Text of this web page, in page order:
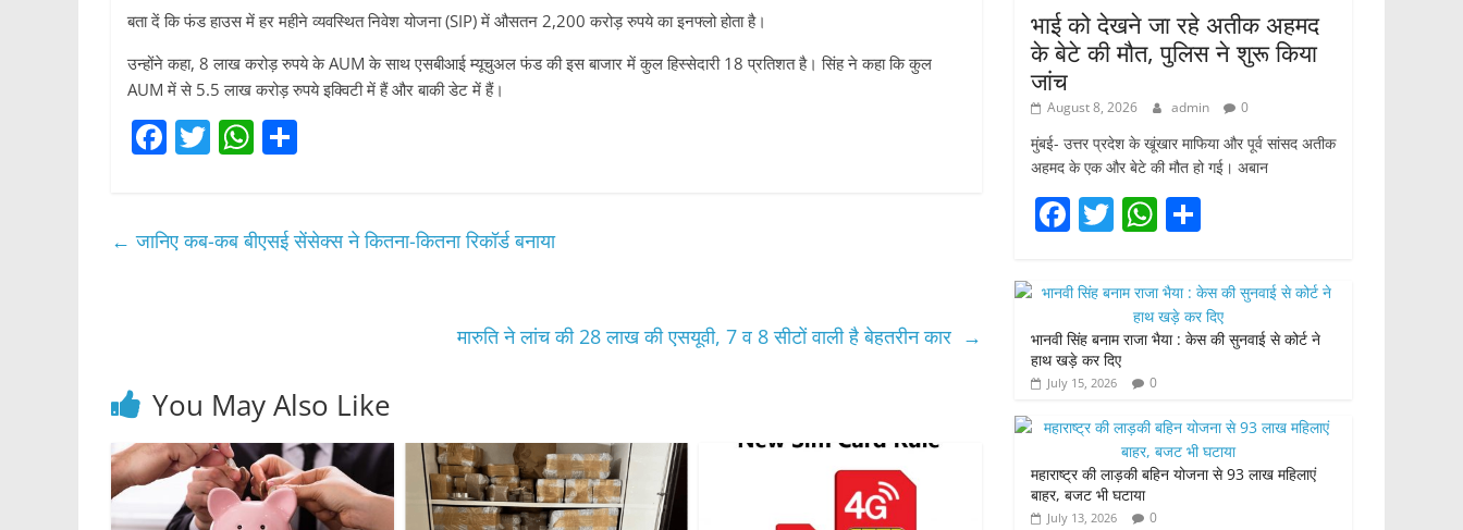
बता दें कि फंड हाउस में हर महीने व्यवस्थित निवेश योजना (SIP) में औसतन 2,200 करोड़ रुपये का इनफ्लो होता है।
उन्होंने कहा, 8 लाख करोड़ रुपये के AUM के साथ एसबीआई म्यूचुअल फंड की इस बाजार में कुल हिस्सेदारी 18 प्रतिशत है। सिंह ने कहा कि कुल
AUM में से 5.5 लाख करोड़ रुपये इक्विटी में हैं और बाकी डेट में हैं।
F
e
T
er
W
s e
← जानिए कब-कब बीएसई सेंसेक्स ने कितना-कितना रिकॉर्ड बनाया
मारुति ने लांच की 28 लाख की एसयूवी, 7 व 8 सीटों वाली है बेहतरीन कार →
You May Also Like
भाई को देखने जा रहे अतीक अहमद
के बेटे की मौत, पुलिस ने शुरू किया
जांच
August 8, 2026 admin 0
मुंबई- उत्तर प्रदेश के खूंखार माफिया और पूर्व सांसद अतीक
अहमद के एक और बेटे की मौत हो गई। अबान
F
c
e
b
o
o
k
T
itt
er
W
at
s
A
p
ar
e
भानवी सिंह बनाम राजा भैया : केस की सुनवाई से कोर्ट ने
हाथ खड़े कर दिए
July 15, 2026 0
महाराष्ट्र की लाड़की बहिन योजना से 93 लाख महिलाएं
बाहर, बजट भी घटाया
July 13, 2026 0